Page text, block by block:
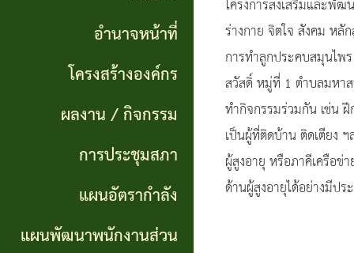
รายงาน
จัดซื้อ
จัดจ้าง
ข่าว
จัด
ซื้อ
แผนการ
ดำเนิน
งาน
แผนการ
จัดซื้อ
กิจ
หน้าที่
โครงสร้าง
องค์กร
อำนาจหน้าที่
โครงสร้างองค์กร
ผลงาน / กิจกรรม
การประชุมสภา
แผนอัตรากำลัง
แผนพัฒนาพนักงานส่วน
โครงการส่งเสริมและ
ร่างกาย จิตใจ สังคม ห
การทำลูกประคบสมุนไ
สวัสดิ์ หมู่ที่ 1 ตำบลมหา
ทำกิจกรรมร่วมกัน เช่น
เป็นผู้ที่ติดบ้าน ติดเตียง
ผู้สูงอายุ หรือภาคีเครือ
ด้านผู้สูงอายุได้อย่างมีป